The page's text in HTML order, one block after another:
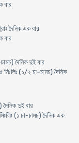
বার
দৈনিক এক বার
বার
দৈনিক দুই বার
মিঃলিঃ (১/২ চা-চামচ) দৈনিক
দৈনিক দুই বার
(১ চা-চামচ) দৈনিক এক